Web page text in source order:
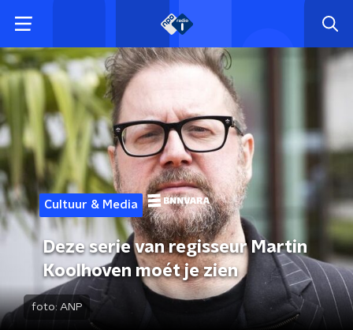
Cultuur & Media
Deze serie van regisseur Martin
Koolhoven moét je zien
foto: ANP